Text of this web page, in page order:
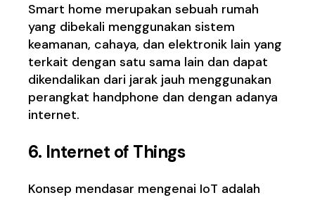
Smart home merupakan sebuah rumah
yang dibekali menggunakan sistem
keamanan, cahaya, dan elektronik lain yang
terkait dengan satu sama lain dan dapat
dikendalikan dari jarak jauh menggunakan
perangkat handphone dan dengan adanya
internet.
6. Internet of Things
Konsep mendasar mengenai IoT adalah